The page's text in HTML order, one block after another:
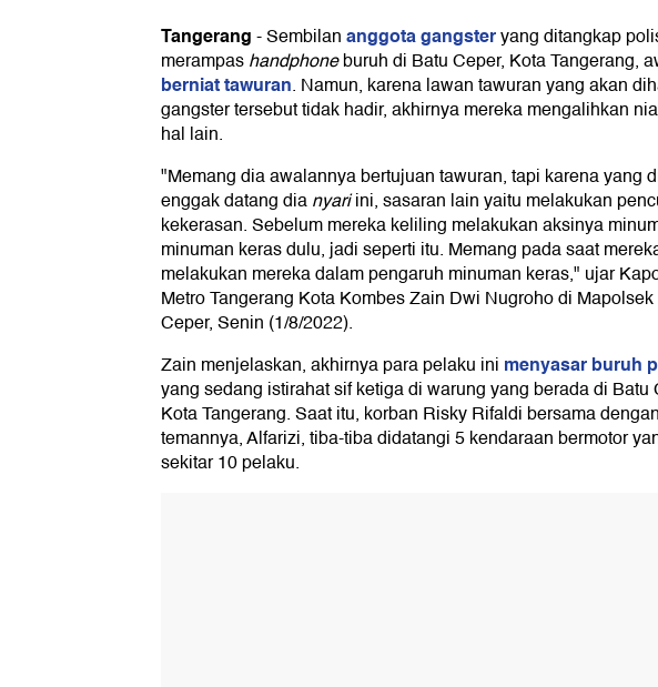
Tangerang-Sembilananggota gangsteryang ditangkap
merampashandphoneburuh di Batu Ceper, Kota Tangerang,
berniat tawuran. Namun, karena lawan tawuran yang akan
gangster tersebut tidak hadir, akhirnya mereka mengalihkan
hal lain.
"Memang dia awalannya bertujuan tawuran, tapi karena yang
enggak datang dianyariini, sasaran lain yaitu melakukan
kekerasan. Sebelum mereka keliling melakukan aksinya
minuman keras dulu, jadi seperti itu. Memang pada saat
melakukan mereka dalam pengaruh minuman keras," ujar
Metro Tangerang Kota Kombes Zain Dwi Nugroho di
Ceper, Senin (1/8/2022).
Zain menjelaskan, akhirnya para pelaku ini menyasar buruh
yang sedang istirahat sif ketiga di warung yang berada di Batu
Kota Tangerang. Saat itu, korban Risky Rifaldi bersama dengan
temannya, Alfarizi, tiba-tiba didatangi 5 kendaraan bermotor
sekitar 10 pelaku.